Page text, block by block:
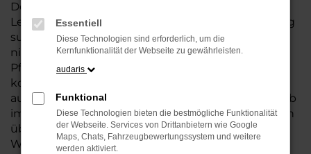
Der CUPRA Leon ist die perfekte Wahl für alle in
Leer, die ein zuverlässiges und modernes Fahrzeug
suchen. Mit seiner erstklassigen Ausstattung, der
niedrigen Laufleistung und der ausgezeichneten
Pflege ist dieser Gebrauchtwagen eine
kostengünstige Alternative zum Neuwagen, ohne
auf Komfort und Qualität verzichten zu müssen. Ob
im Stadtverkehr oder für längere Fahrten, der Leon
überzeugt durch Fahrkomfort, Sicherheit und
Wirtschaftlichkeit.
Essentiell
Diese Technologien sind erforderlich, um die
Kernfunktionalität der Webseite zu gewährleisten.
audaris
Funktional
Diese Technologien bieten die bestmögliche Funktionalität
der Webseite. Services von Drittanbietern wie Google
Maps, Chats, Fahrzeugbewertungssystem und weitere
werden aktiviert.